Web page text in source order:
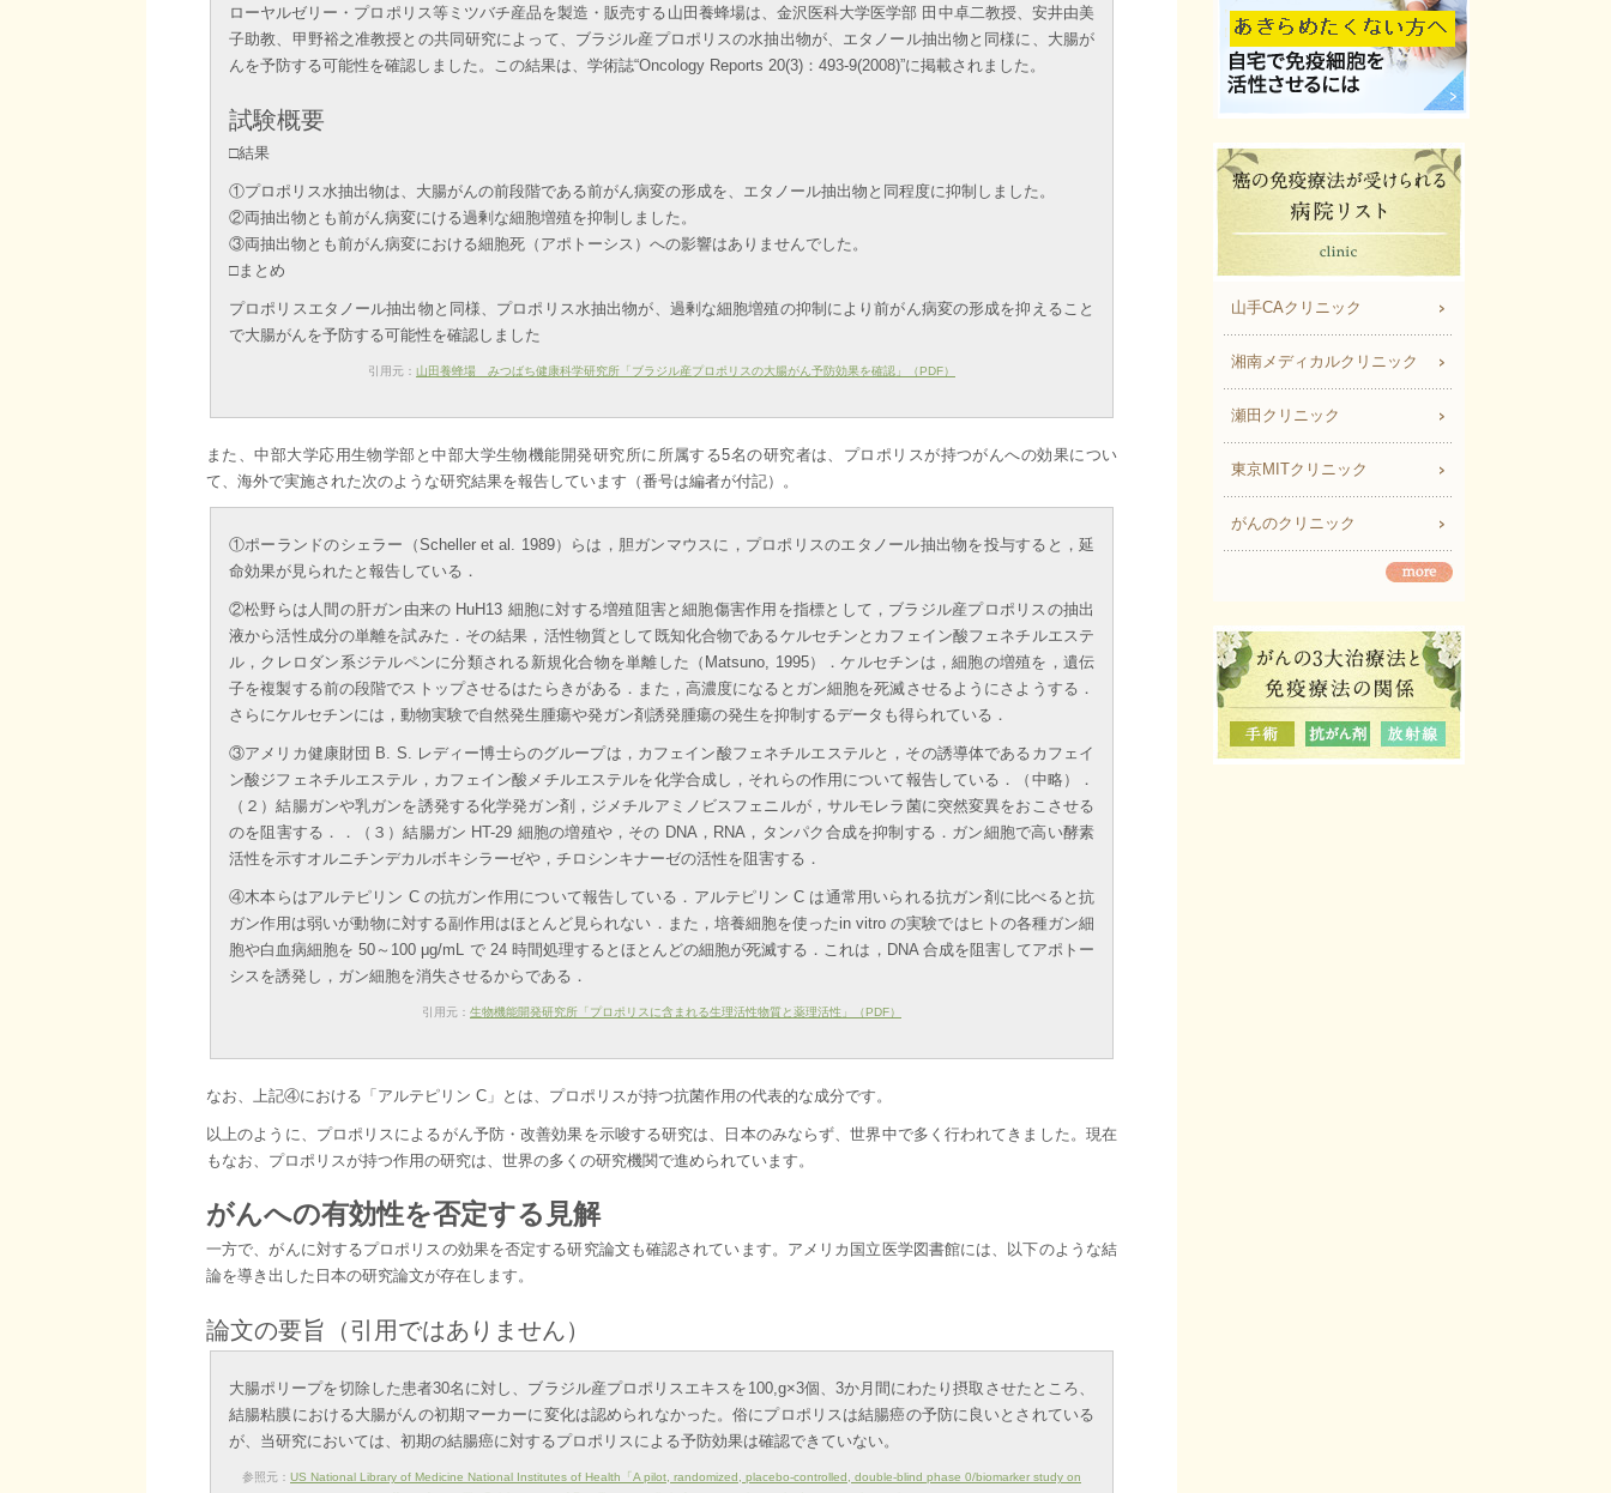
ローヤルゼリー・プロポリス等ミツバチ産品を製造・販売する山田養蜂場は、金沢医科大学医学部 田中卓二教授、安井由美
子助教、甲野裕之准教授との共同研究によって、ブラジル産プロポリスの水抽出物が、エタノール抽出物と同様に、大腸が
んを予防する可能性を確認しました。この結果は、学術誌“Oncology Reports 20(3)：493-9(2008)”に掲載されました。
試験概要
□結果
①プロポリス水抽出物は、大腸がんの前段階である前がん病変の形成を、エタノール抽出物と同程度に抑制しました。
②両抽出物とも前がん病変にける過剰な細胞増殖を抑制しました。
③両抽出物とも前がん病変における細胞死（アポトーシス）への影響はありませんでした。
□まとめ
プロポリスエタノール抽出物と同様、プロポリス水抽出物が、過剰な細胞増殖の抑制により前がん病変の形成を抑えること
で大腸がんを予防する可能性を確認しました
引用元： 山田養蜂場 みつばち健康科学研究所「ブラジル産プロポリスの大腸がん予防効果を確認」（PDF）
また、中部大学応用生物学部と中部大学生物機能開発研究所に所属する5名の研究者は、プロポリスが持つがんへの効果につい
て、海外で実施された次のような研究結果を報告しています（番号は編者が付記）。
①ポーランドのシェラー（Scheller et al. 1989）らは，胆ガンマウスに，プロポリスのエタノール抽出物を投与すると，延
命効果が見られたと報告している．
②松野らは人間の肝ガン由来の HuH13 細胞に対する増殖阻害と細胞傷害作用を指標として，ブラジル産プロポリスの抽出
液から活性成分の単離を試みた．その結果，活性物質として既知化合物であるケルセチンとカフェイン酸フェネチルエステ
ル，クレロダン系ジテルペンに分類される新規化合物を単離した（Matsuno, 1995）．ケルセチンは，細胞の増殖を，遺伝
子を複製する前の段階でストップさせるはたらきがある．また，高濃度になるとガン細胞を死滅させるようにさようする．
さらにケルセチンには，動物実験で自然発生腫瘍や発ガン剤誘発腫瘍の発生を抑制するデータも得られている．
③アメリカ健康財団 B. S. レディー博士らのグループは，カフェイン酸フェネチルエステルと，その誘導体であるカフェイ
ン酸ジフェネチルエステル，カフェイン酸メチルエステルを化学合成し，それらの作用について報告している．（中略）．
（２）結腸ガンや乳ガンを誘発する化学発ガン剤，ジメチルアミノビスフェニルが，サルモレラ菌に突然変異をおこさせる
のを阻害する．．（３）結腸ガン HT-29 細胞の増殖や，その DNA，RNA，タンパク合成を抑制する．ガン細胞で高い酵素
活性を示すオルニチンデカルボキシラーゼや，チロシンキナーゼの活性を阻害する．
④木本らはアルテピリン C の抗ガン作用について報告している．アルテピリン C は通常用いられる抗ガン剤に比べると抗
ガン作用は弱いが動物に対する副作用はほとんど見られない．また，培養細胞を使ったin vitro の実験ではヒトの各種ガン細
胞や白血病細胞を 50～100 μg/mL で 24 時間処理するとほとんどの細胞が死滅する．これは，DNA 合成を阻害してアポトー
シスを誘発し，ガン細胞を消失させるからである．
引用元： 生物機能開発研究所「プロポリスに含まれる生理活性物質と薬理活性」（PDF）
なお、上記④における「アルテピリン C」とは、プロポリスが持つ抗菌作用の代表的な成分です。
以上のように、プロポリスによるがん予防・改善効果を示唆する研究は、日本のみならず、世界中で多く行われてきました。現在
もなお、プロポリスが持つ作用の研究は、世界の多くの研究機関で進められています。
がんへの有効性を否定する見解
一方で、がんに対するプロポリスの効果を否定する研究論文も確認されています。アメリカ国立医学図書館には、以下のような結
論を導き出した日本の研究論文が存在します。
論文の要旨（引用ではありません）
大腸ポリープを切除した患者30名に対し、ブラジル産プロポリスエキスを100,g×3個、3か月間にわたり摂取させたところ、
結腸粘膜における大腸がんの初期マーカーに変化は認められなかった。俗にプロポリスは結腸癌の予防に良いとされている
が、当研究においては、初期の結腸癌に対するプロポリスによる予防効果は確認できていない。
参照元： US National Library of Medicine National Institutes of Health「A pilot, randomized, placebo-controlled, double-blind phase 0/biomarker study on
山手CAクリニック
湘南メディカルクリニック
瀬田クリニック
東京MITクリニック
がんのクリニック